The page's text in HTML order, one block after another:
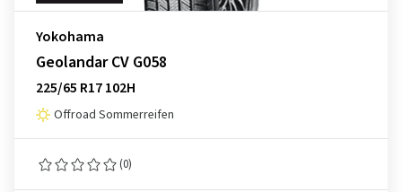
Yokohama
Geolandar CV G058
225/65 R17 102H
Offroad Sommerreifen
(0)